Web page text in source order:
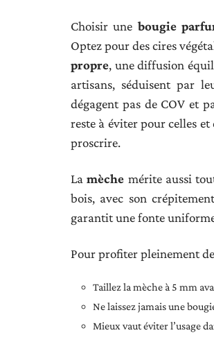
Choisir une bougie
Optez pour des cires
propre, une diffusion
artisans, séduisent par
dégagent pas de COV et
reste à éviter pour celles
proscrire.
Lamèche mérite aussi
bois, avec son
garantit une fonte
Pour profiter pleinement
Taillez la mèche à 5 mm
Ne laissez jamais une
Mieux vaut éviter l’usage